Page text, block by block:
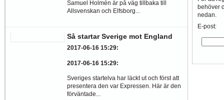
Samuel Holmén är på väg tillbaka till
Allsvenskan och Elfsborg...
Så startar Sverige mot England
2017-06-16 15:29:
2017-06-16 15:29:
Sveriges startelva har läckt ut och först att
presentera den var Expressen. Här är den
förväntade...
behöver
nedan.
E-post: